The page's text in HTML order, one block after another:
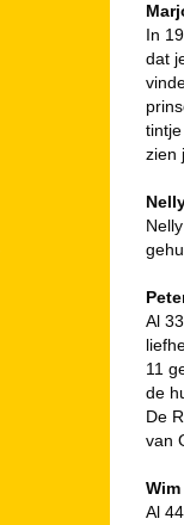
In
dat
zien
Al
11
de
De
van
Al